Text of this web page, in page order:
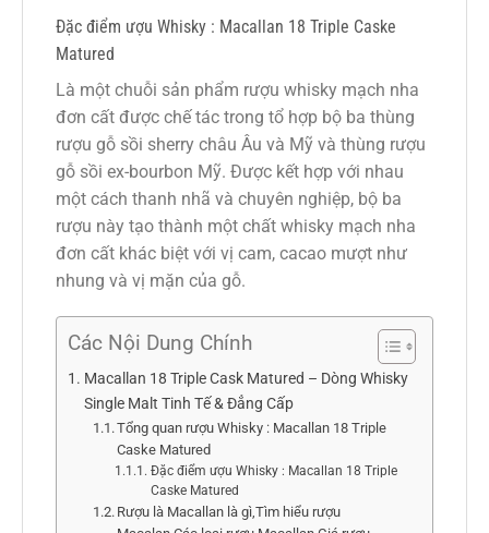
Đặc điểm ượu Whisky : Macallan 18 Triple Caske
Matured
Là một chuỗi sản phẩm rượu whisky mạch nha
đơn cất được chế tác trong tổ hợp bộ ba thùng
rượu gỗ sồi sherry châu Âu và Mỹ và thùng rượu
gỗ sồi ex-bourbon Mỹ. Được kết hợp với nhau
một cách thanh nhã và chuyên nghiệp, bộ ba
rượu này tạo thành một chất whisky mạch nha
đơn cất khác biệt với vị cam, cacao mượt như
nhung và vị mặn của gỗ.
Các Nội Dung Chính
Macallan 18 Triple Cask Matured – Dòng Whisky
Single Malt Tinh Tế & Đẳng Cấp
Tổng quan rượu Whisky : Macallan 18 Triple
Caske Matured
Đặc điểm ượu Whisky : Macallan 18 Triple
Caske Matured
Rượu là Macallan là gì,Tìm hiểu rượu